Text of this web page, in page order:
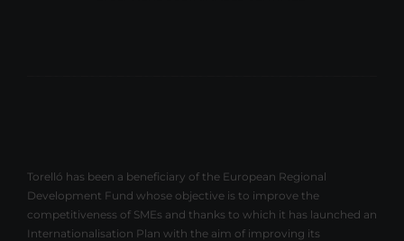
Torelló has been a beneficiary of the European Regional
Development Fund whose objective is to improve the
competitiveness of SMEs and thanks to which it has launched an
Internationalisation Plan with the aim of improving its